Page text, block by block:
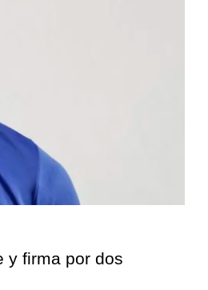
y firma por dos